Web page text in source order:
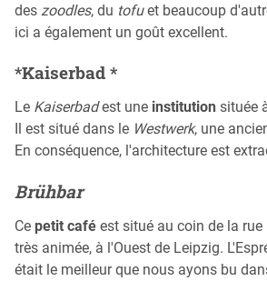
des zoodles, du tofuet beaucoup
ici a également un goût excellent.
*Kaiserbad *
Le Kaiserbadest une institution située
Il est situé dans le Westwerk, une
En conséquence, l'architecture est
Brühbar
Ce petit café est situé au coin de la rue
très animée, à l'Ouest de Leipzig.
était le meilleur que nous ayons bu